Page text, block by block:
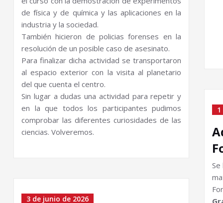
de física y de química y las aplicaciones en la
industria y la sociedad.
También hicieron de policias forenses en la
resolución de un posible caso de asesinato.
Para finalizar dicha actividad se transportaron
al espacio exterior con la visita al planetario
del que cuenta el centro.
Sin lugar a dudas una actividad para repetir y
en la que todos los participantes pudimos
comprobar las diferentes curiosidades de las
ciencias. Volveremos.
3 de junio de 2026